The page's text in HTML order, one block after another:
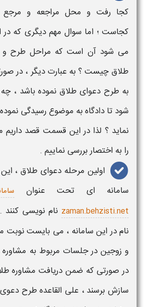
کجا رفت و محل مراجعه و مرجع
کجاست ؛ اما سوال مهم دیگری که
می شود آن است که مراحل طرح و
طلاق چیست ؟ به عبارت دیگر ، در
به طرح دعوای طلاق نموده باشد ، چه
شود تا دادگاه به موضوع رسیدگی
نماید ؟ لذا در این قسمت قصد داریم
را به اختصار بررسی نماییم .
اولین مرحله دعوای طلاق ،
سامانه ای تحت عنوان
zaman.behzisti.net نام نویسی
نام در این سامانه ، می بایست نوبت
و زوجین در جلسات مربوط به مشاوره
در صورتی که ضمن دریافت مشاوره
سازش برسند ، علی القاعده طرح دعوی